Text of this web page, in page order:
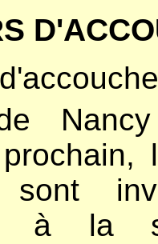
sont
à la